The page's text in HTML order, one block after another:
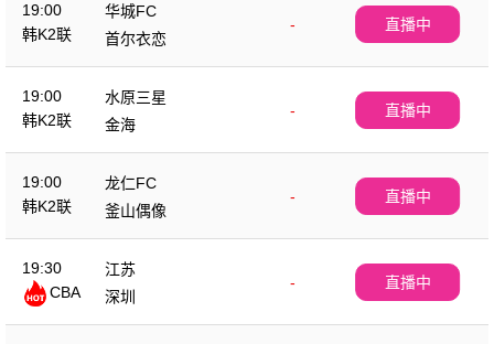
19:00
韩K2联
华城FC
-
首尔衣恋
直播中
19:00
韩K2联
水原三星
-
金海
直播中
19:00
韩K2联
龙仁FC
-
釜山偶像
直播中
19:30
CBA
江苏
-
深圳
直播中